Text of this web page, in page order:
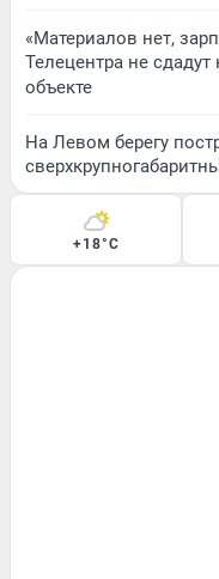
«Материалов нет,
Телецентра не
объекте
На Левом берегу
+18°C